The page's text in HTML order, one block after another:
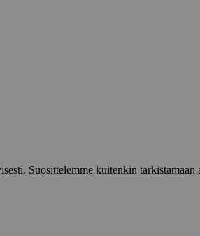
Suosittelemme kuitenkin tarkistamaan